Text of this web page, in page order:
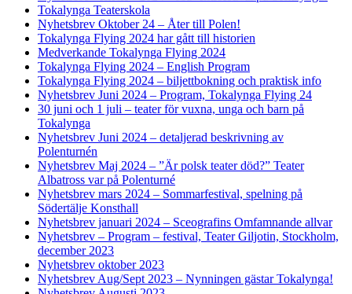
Tokalynga Teaterskola
Nyhetsbrev Oktober 24 – Åter till Polen!
Tokalynga Flying 2024 har gått till historien
Medverkande Tokalynga Flying 2024
Tokalynga Flying 2024 – English Program
Tokalynga Flying 2024 – biljettbokning och praktisk info
Nyhetsbrev Juni 2024 – Program, Tokalynga Flying 24
30 juni och 1 juli – teater för vuxna, unga och barn på
Tokalynga
Nyhetsbrev Juni 2024 – detaljerad beskrivning av
Polenturnén
Nyhetsbrev Maj 2024 – ”Är polsk teater död?” Teater
Albatross var på Polenturné
Nyhetsbrev mars 2024 – Sommarfestival, spelning på
Södertälje Konsthall
Nyhetsbrev januari 2024 – Sceografins Omfamnande allvar
Nyhetsbrev – Program – festival, Teater Giljotin, Stockholm,
december 2023
Nyhetsbrev oktober 2023
Nyhetsbrev Aug/Sept 2023 – Nynningen gästar Tokalynga!